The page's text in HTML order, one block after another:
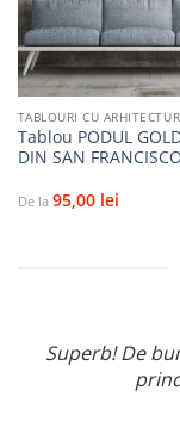
TABLOURI CU
Tablou PODUL
DIN SAN FRANCISCO
De la 95,00 lei
Superb! De